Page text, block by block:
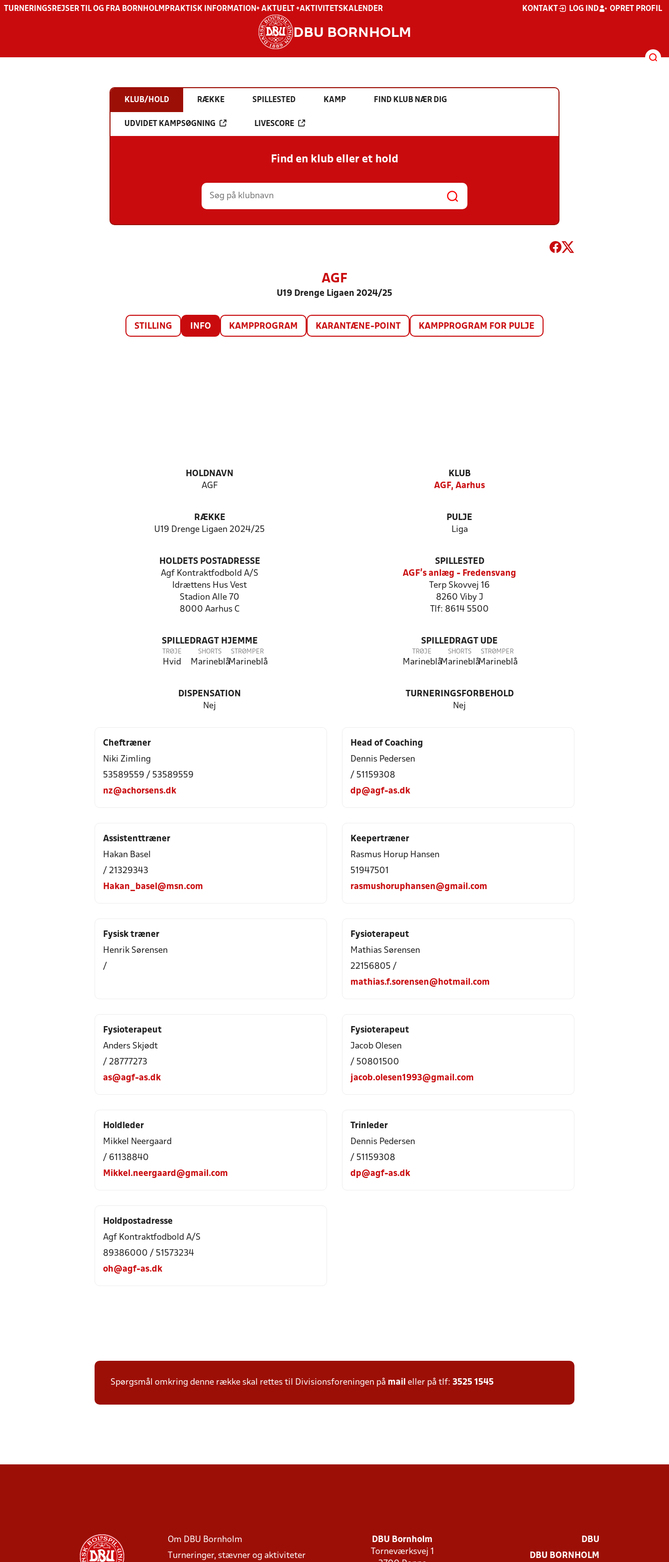
TURNERINGSREJSER TIL OG FRA BORNHOLM PRAKTISK INFORMATION + AKTUELT +AKTIVITETSKALENDER KONTAKT LOG IND OPRET PROFIL
DBU BORNHOLM
KLUB/HOLD RÆKKE SPILLESTED KAMP FIND KLUB NÆR DIG
UDVIDET KAMPSØGNING LIVESCORE
Find en klub eller et hold
AGF
U19 Drenge Ligaen 2024/25
STILLING INFO KAMPPROGRAM KARANTÆNE-POINT KAMPPROGRAM FOR PULJE
HOLDNAVN
AGF
KLUB
AGF, Aarhus
RÆKKE
U19 Drenge Ligaen 2024/25
PULJE
Liga
HOLDETS POSTADRESSE
Agf Kontraktfodbold A/S
Idrættens Hus Vest
Stadion Alle 70
8000 Aarhus C
SPILLESTED
AGF's anlæg - Fredensvang
Terp Skovvej 16
8260 Viby J
Tlf: 8614 5500
SPILLEDRAGT HJEMME
TRØJE
Hvid
SHORTS
Marineblå
STRØMPER
Marineblå
SPILLEDRAGT UDE
TRØJE
Marineblå
SHORTS
Marineblå
STRØMPER
Marineblå
DISPENSATION
Nej
TURNERINGSFORBEHOLD
Nej
Cheftræner
Niki Zimling
53589559 / 53589559
nz@achorsens.dk
Head of Coaching
Dennis Pedersen
/ 51159308
dp@agf-as.dk
Assistenttræner
Hakan Basel
/ 21329343
Hakan_basel@msn.com
Keepertræner
Rasmus Horup Hansen
51947501
rasmushoruphansen@gmail.com
Fysisk træner
Henrik Sørensen
/
Fysioterapeut
Mathias Sørensen
22156805 /
mathias.f.sorensen@hotmail.com
Fysioterapeut
Anders Skjødt
/ 28777273
as@agf-as.dk
Fysioterapeut
Jacob Olesen
/ 50801500
jacob.olesen1993@gmail.com
Holdleder
Mikkel Neergaard
/ 61138840
Mikkel.neergaard@gmail.com
Trinleder
Dennis Pedersen
/ 51159308
dp@agf-as.dk
Holdpostadresse
Agf Kontraktfodbold A/S
89386000 / 51573234
oh@agf-as.dk
Spørgsmål omkring denne række skal rettes til Divisionsforeningen på mail eller på tlf: 3525 1545
Om DBU Bornholm
Turneringer, stævner og aktiviteter
DBU Bornholm
Torneværksvej 1
DBU
DBU BORNHOLM